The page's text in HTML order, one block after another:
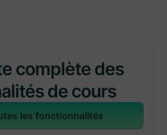
complète des
de cours
les fonctionnalités